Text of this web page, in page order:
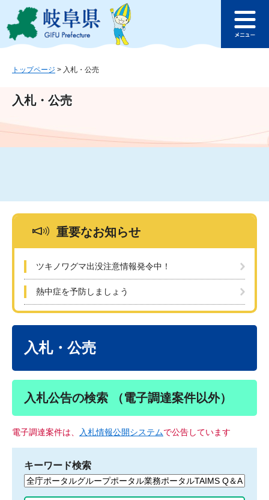
ジ
ュ
文
このページの本文へ
ュ
トップページ > 入札・公売
入札・公売
重要なお知らせ
ツキノワグマ出没注意情報発令中！
熱中症を予防しましょう
入札・公売
入札公告の検索 （電子調達案件以外）
電子調達案件は、 入札情報公開システムで公告しています
キーワード検索
検